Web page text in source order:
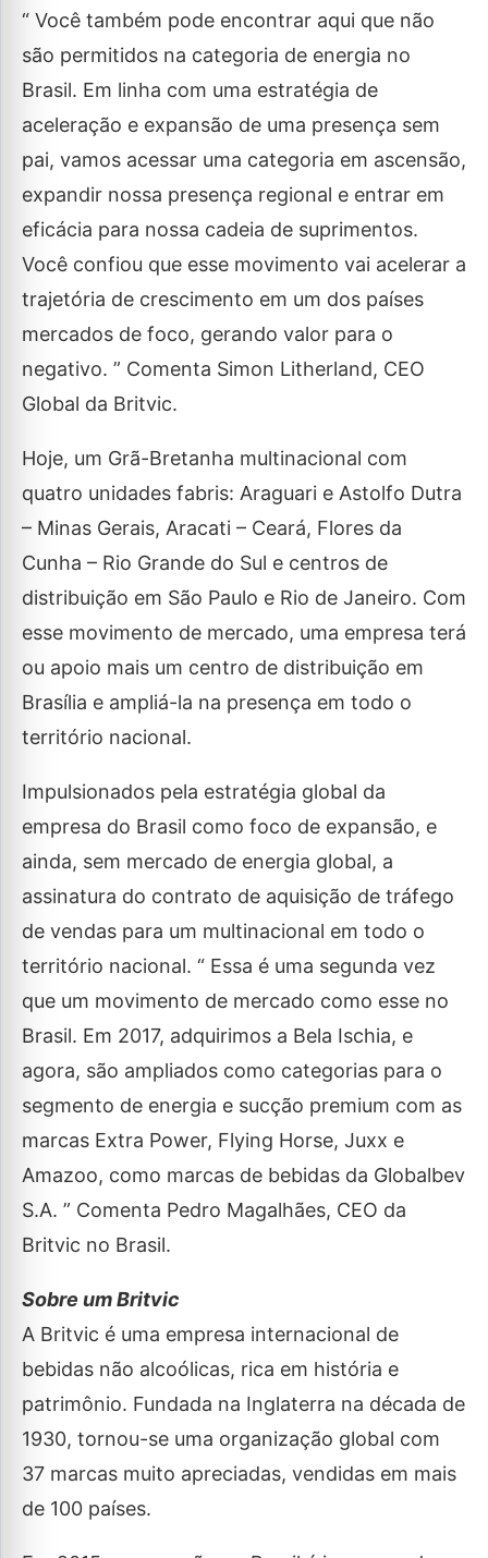
“ Você também pode encontrar aqui que não
são permitidos na categoria de energia no
Brasil. Em linha com uma estratégia de
aceleração e expansão de uma presença sem
pai, vamos acessar uma categoria em ascensão,
expandir nossa presença regional e entrar em
eficácia para nossa cadeia de suprimentos.
Você confiou que esse movimento vai acelerar a
trajetória de crescimento em um dos países
mercados de foco, gerando valor para o
negativo. ” Comenta Simon Litherland, CEO
Global da Britvic.
Hoje, um Grã-Bretanha multinacional com
quatro unidades fabris: Araguari e Astolfo Dutra
– Minas Gerais, Aracati – Ceará, Flores da
Cunha – Rio Grande do Sul e centros de
distribuição em São Paulo e Rio de Janeiro. Com
esse movimento de mercado, uma empresa terá
ou apoio mais um centro de distribuição em
Brasília e ampliá-la na presença em todo o
território nacional.
Impulsionados pela estratégia global da
empresa do Brasil como foco de expansão, e
ainda, sem mercado de energia global, a
assinatura do contrato de aquisição de tráfego
de vendas para um multinacional em todo o
território nacional. “ Essa é uma segunda vez
que um movimento de mercado como esse no
Brasil. Em 2017, adquirimos a Bela Ischia, e
agora, são ampliados como categorias para o
segmento de energia e sucção premium com as
marcas Extra Power, Flying Horse, Juxx e
Amazoo, como marcas de bebidas da Globalbev
S.A. ” Comenta Pedro Magalhães, CEO da
Britvic no Brasil.
Sobre um Britvic
A Britvic é uma empresa internacional de
bebidas não alcoólicas, rica em história e
patrimônio. Fundada na Inglaterra na década de
1930, tornou-se uma organização global com
37 marcas muito apreciadas, vendidas em mais
de 100 países.